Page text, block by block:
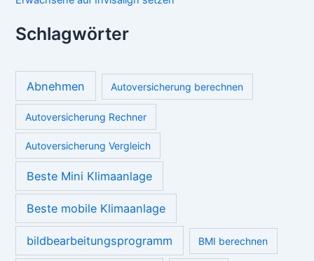
Schlagwörter
Abnehmen Autoversicherung berechnen
Autoversicherung Rechner
Autoversicherung Vergleich
Beste Mini Klimaanlage
Beste mobile Klimaanlage
bildbearbeitungsprogramm BMI berechnen